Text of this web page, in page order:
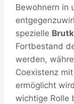
Bewohnern in
spezielle
Fortbestand
werden,
Coexistenz
ermöglicht
wichtige Rolle